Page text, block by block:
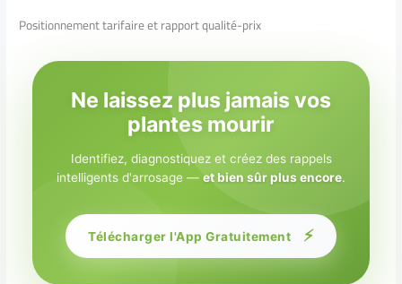
Positionnement tarifaire et rapport qualité-prix
Ne laissez plus jamais vos
plantes mourir
Identifiez, diagnostiquez et créez des rappels
intelligents d'arrosage — et bien sûr plus encore.
Télécharger l'App Gratuitement ⚡